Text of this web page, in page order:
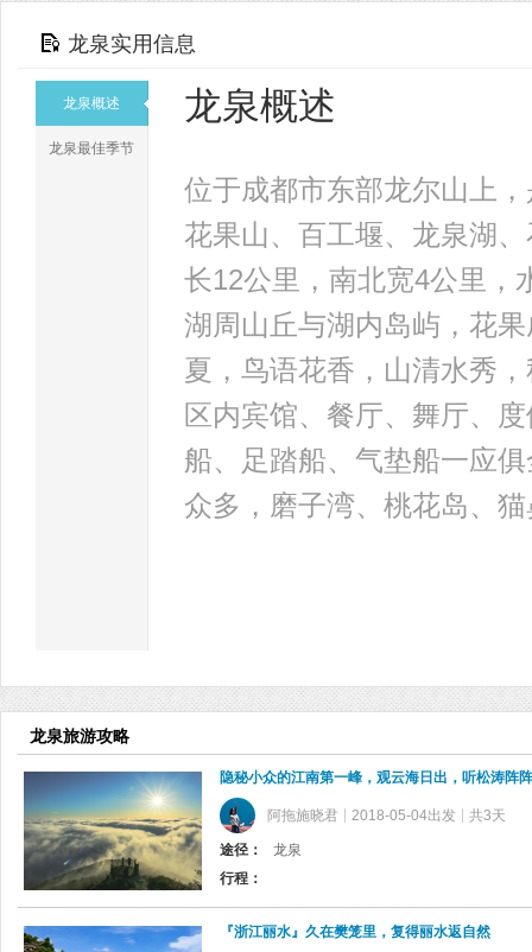
龙泉实用信息
龙泉概述
龙泉最佳季节
龙泉概述
位于成都市东部龙尔山上
花果山、百工堰、龙泉湖
长12公里，南北宽4公里，
湖周山丘与湖内岛屿，花
夏，鸟语花香，山清水秀
区内宾馆、餐厅、舞厅、
船、足踏船、气垫船一应
众多，磨子湾、桃花岛、
龙泉旅游攻略
隐秘小众的江南第一峰，观云海日出，听松涛阵阵
阿拖施晓君 2018-05-04出发 共3天
途径：
龙泉
行程：
『浙江丽水』久在樊笼里，复得丽水返自然